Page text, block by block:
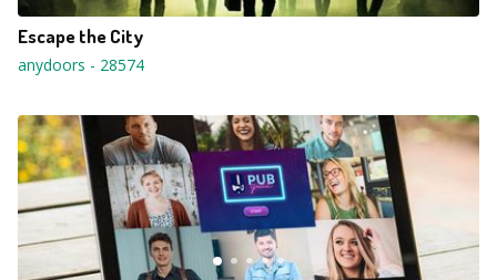
Escape the City
anydoors - 28574